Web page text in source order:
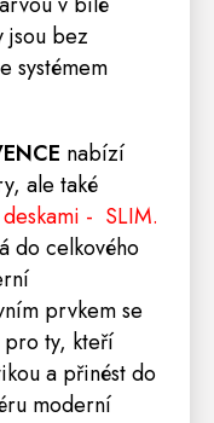
jsou bez
systémem
nabízí
ale také
- SLIM.
do celkového
prvkem se
pro ty, kteří
a přinést do
moderní